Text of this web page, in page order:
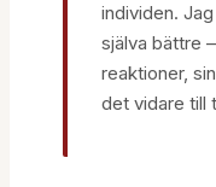
individen.
själva bättre
reaktioner,
det vidare till